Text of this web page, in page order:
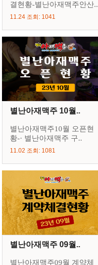
결현황-별난아재맥주안산..
11.24 조회: 1041
별난아재맥주 10월..
별난아재맥주10월 오픈현
황-· 별난아재맥주 구..
11.02 조회: 1081
별난아재맥주 09월..
별난아재맥주09월 계약체